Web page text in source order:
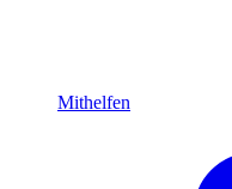
Mithelfen